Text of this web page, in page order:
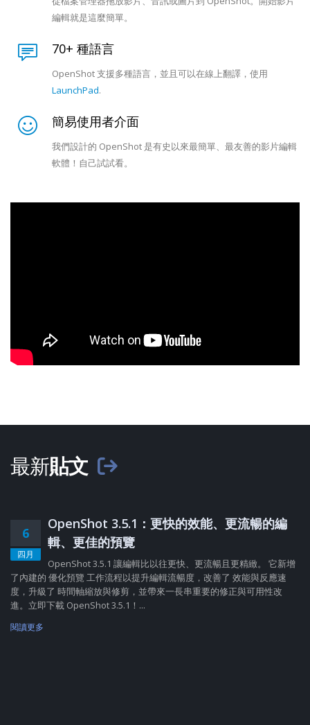
編輯就是這麼簡單。
70+ 種語言
OpenShot 支援多種語言，並且可以在線上翻譯，使用
LaunchPad.
簡易使用者介面
我們設計的 OpenShot 是有史以來最簡單、最友善的影片編輯
軟體！自己試試看。
最新貼文
6
四月
OpenShot 3.5.1：更快的效能、更流暢的編
輯、更佳的預覽
OpenShot 3.5.1 讓編輯比以往更快、更流暢且更精緻。 它新增
了內建的 優化預覽 工作流程以提升編輯流暢度，改善了 效能與反應速
度，升級了 時間軸縮放與修剪，並帶來一長串重要的修正與可用性改
進。立即下載 OpenShot 3.5.1！...
閱讀更多